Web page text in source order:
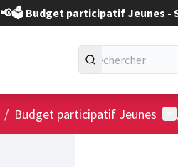
📢🗳️ Budget participatif Jeunes -
/ Budget participatif Jeunes